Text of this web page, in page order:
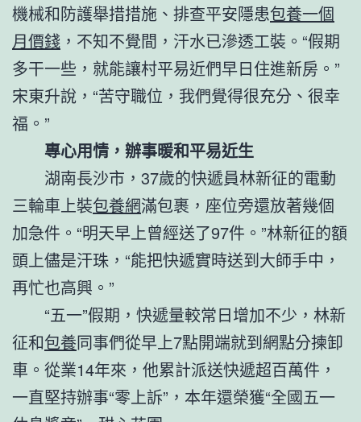
機械和防護舉措措施、排查平安隱患包養一個
月價錢 ，不知不覺間，汗水已滲透工裝。“假期
多干一些，就能讓村平易近們早日住進新房。”
宋東升說，“苦守職位，我們覺得很充分、很幸
福。”
專心用情，辦事暖和平易近生
湖南長沙市，37歲的快遞員林新征的電動
三輪車上裝包養網滿包裹，座位旁還放著幾個
加急件。“明天早上曾經送了97件。”林新征的額
頭上儘是汗珠，“能把快遞實時送到大師手中，
再忙也高興。”
“五一”假期，快遞量較常日增加不少，林新
征和包養同事們從早上7點開端就到網點分揀卸
車。從業14年來，他累計派送快遞超百萬件，
一直堅持辦事“零上訴”，本年還榮獲“全國五一